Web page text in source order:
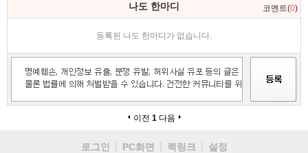
나도 한마디 코멘트(0)
등록된 나도 한마디가 없습니다.
이전 1 다음
로그인 PC화면 퀵링크
설정